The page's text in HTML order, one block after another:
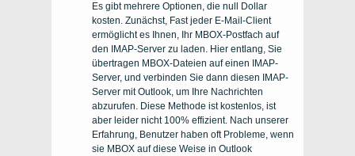
Es gibt mehrere Optionen, die null Dollar
kosten. Zunächst, Fast jeder E-Mail-Client
ermöglicht es Ihnen, Ihr MBOX-Postfach auf
den IMAP-Server zu laden. Hier entlang, Sie
übertragen MBOX-Dateien auf einen IMAP-
Server, und verbinden Sie dann diesen IMAP-
Server mit Outlook, um Ihre Nachrichten
abzurufen. Diese Methode ist kostenlos, ist
aber leider nicht 100% effizient. Nach unserer
Erfahrung, Benutzer haben oft Probleme, wenn
sie MBOX auf diese Weise in Outlook